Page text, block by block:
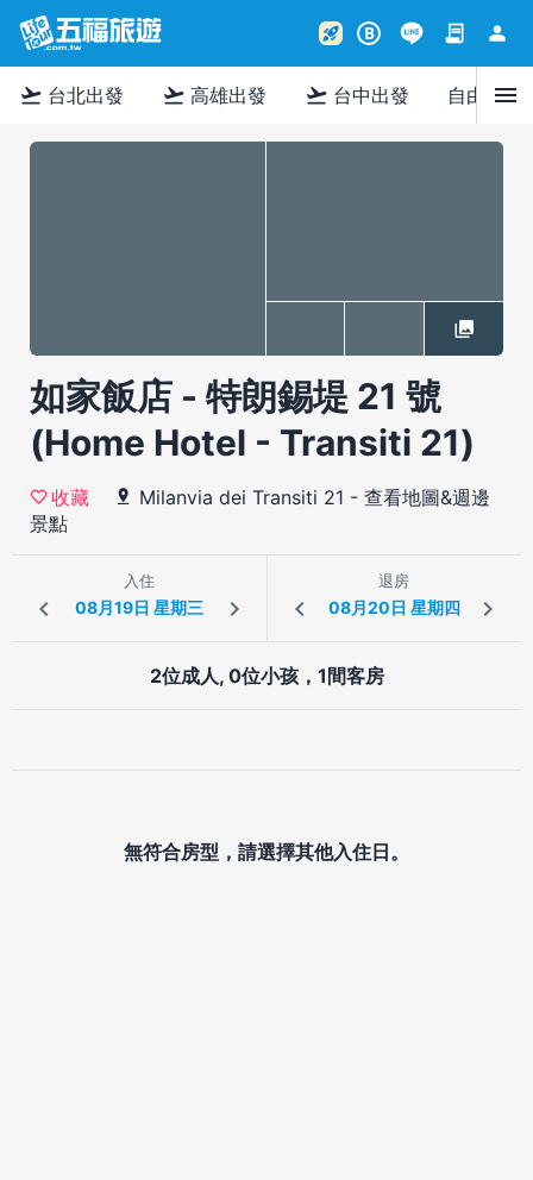
rocket_launch B contract person
flight_takeoff 台北出發 flight_takeoff 高雄出發 flight_takeoff 台中出發 自由行menu
如家飯店 - 特朗錫堤 21 號
(Home Hotel - Transiti 21)
收藏 Milanvia dei Transiti 21 - 查看地圖&週邊
景點
入住 退房
2位成人, 0位小孩，1間客房
無符合房型，請選擇其他入住日。